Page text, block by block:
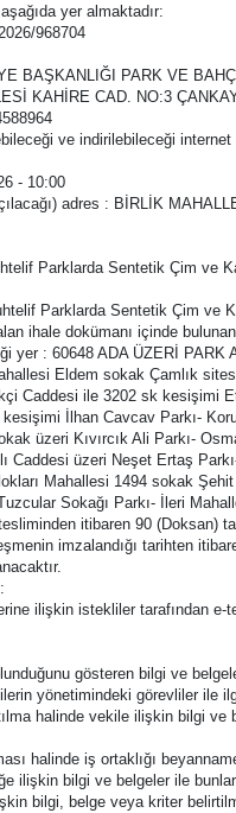
yer almaktadır:
968704
BAŞKANLIĞI PARK VE
KAHİRE CAD. NO:3
ve indirilebileceği
- 10:00
adres : BİRLİK
Parklarda Sentetik Çim ve
Parklarda Sentetik Çim ve
ihale dokümanı içinde
yer : 60648 ADA ÜZERİ
Eldem sokak Çamlık
Caddesi ile 3202 sk kesişimi
İlhan Cavcav Parkı-
üzeri Kıvırcık Ali Parkı-
Caddesi üzeri Neşet Ertaş
Mahallesi 1494 sokak
Sokağı Parkı- İleri
itibaren 90 (Doksan)
imzalandığı tarihten
ilişkin istekliler tarafından
gösteren bilgi ve
yönetimindeki görevliler ile
halinde vekile ilişkin bilgi ve
halinde iş ortaklığı
ilişkin bilgi ve belgeler ile
bilgi, belge veya kriter